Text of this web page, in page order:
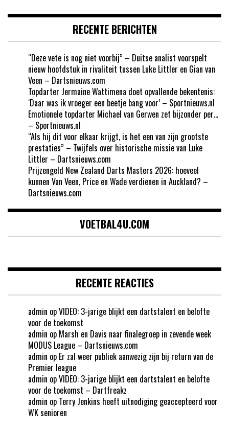
RECENTE BERICHTEN
“Deze vete is nog niet voorbij” – Duitse analist voorspelt
nieuw hoofdstuk in rivaliteit tussen Luke Littler en Gian van
Veen – Dartsnieuws.com
Topdarter Jermaine Wattimena doet opvallende bekentenis:
‘Daar was ik vroeger een beetje bang voor’ – Sportnieuws.nl
Emotionele topdarter Michael van Gerwen zet bijzonder per…
– Sportnieuws.nl
“Als hij dit voor elkaar krijgt, is het een van zijn grootste
prestaties” – Twijfels over historische missie van Luke
Littler – Dartsnieuws.com
Prijzengeld New Zealand Darts Masters 2026: hoeveel
kunnen Van Veen, Price en Wade verdienen in Auckland? –
Dartsnieuws.com
VOETBAL4U.COM
RECENTE REACTIES
admin opVIDEO: 3-jarige blijkt een dartstalent en belofte
voor de toekomst
admin op Marsh en Davis naar finalegroep in zevende week
MODUS League – Dartsnieuws.com
admin op Er zal weer publiek aanwezig zijn bij return van de
Premier league
admin opVIDEO: 3-jarige blijkt een dartstalent en belofte
voor de toekomst – Dartfreakz
admin op Terry Jenkins heeft uitnodiging geaccepteerd voor
WK senioren